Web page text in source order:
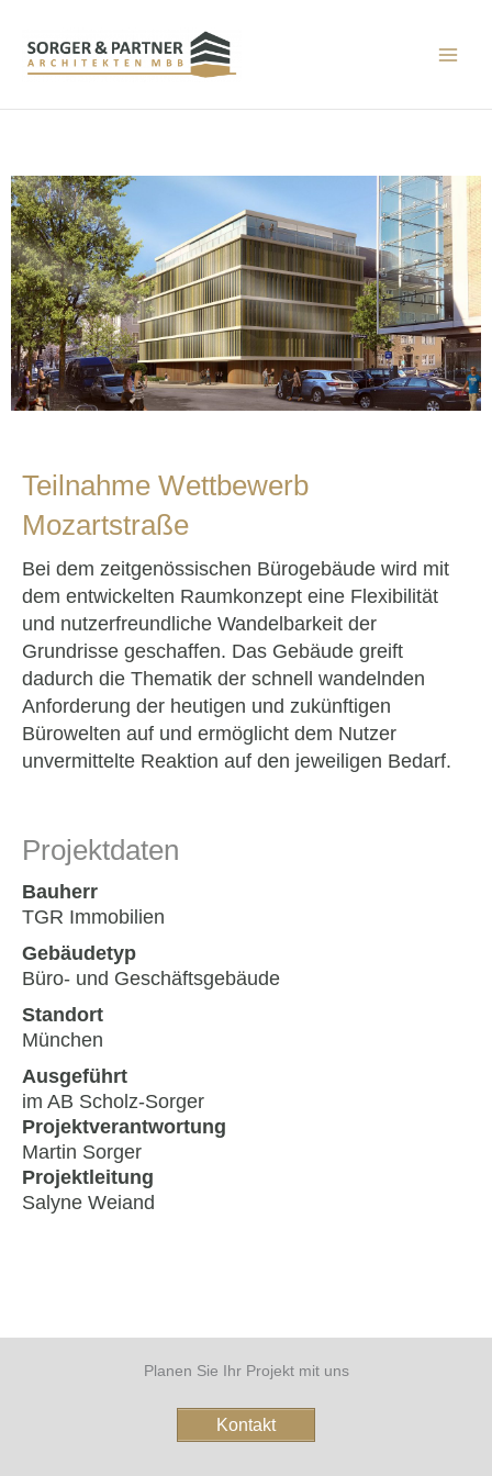
Teilnahme Wettbewerb
Mozartstraße
Bei dem zeitgenössischen Bürogebäude wird mit
dem entwickelten Raumkonzept eine Flexibilität
und nutzerfreundliche Wandelbarkeit der
Grundrisse geschaffen. Das Gebäude greift
dadurch die Thematik der schnell wandelnden
Anforderung der heutigen und zukünftigen
Bürowelten auf und ermöglicht dem Nutzer
unvermittelte Reaktion auf den jeweiligen Bedarf.
Projektdaten
Bauherr
TGR Immobilien
Gebäudetyp
Büro- und Geschäftsgebäude
Standort
München
Ausgeführt
im AB Scholz-Sorger
Projektverantwortung
Martin Sorger
Projektleitung
Salyne Weiand
Planen Sie Ihr Projekt mit uns
Kontakt